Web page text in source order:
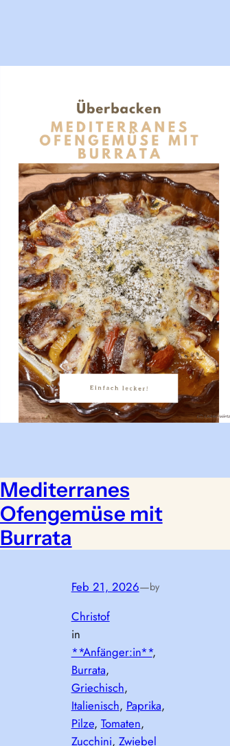
Mediterranes
Ofengemüse mit
Burrata
Feb 21, 2026—by
Christof
in
**Anfänger:in**
Burrata
Griechisch
Italienisch, Paprika
Pilze, Tomaten
Zucchini, Zwiebel